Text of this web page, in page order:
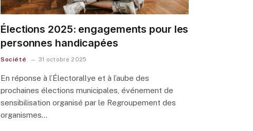
Élections 2025: engagements pour les
personnes handicapées
Société 31 octobre 2025
En réponse à l’Électorallye et à l’aube des
prochaines élections municipales, événement de
sensibilisation organisé par le Regroupement des
organismes…